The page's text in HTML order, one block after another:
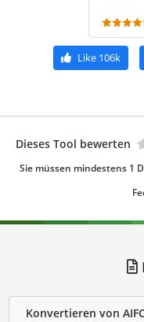
Like 106k
Dieses Tool bewerten
Sie müssen mindestens 1
Konvertieren von